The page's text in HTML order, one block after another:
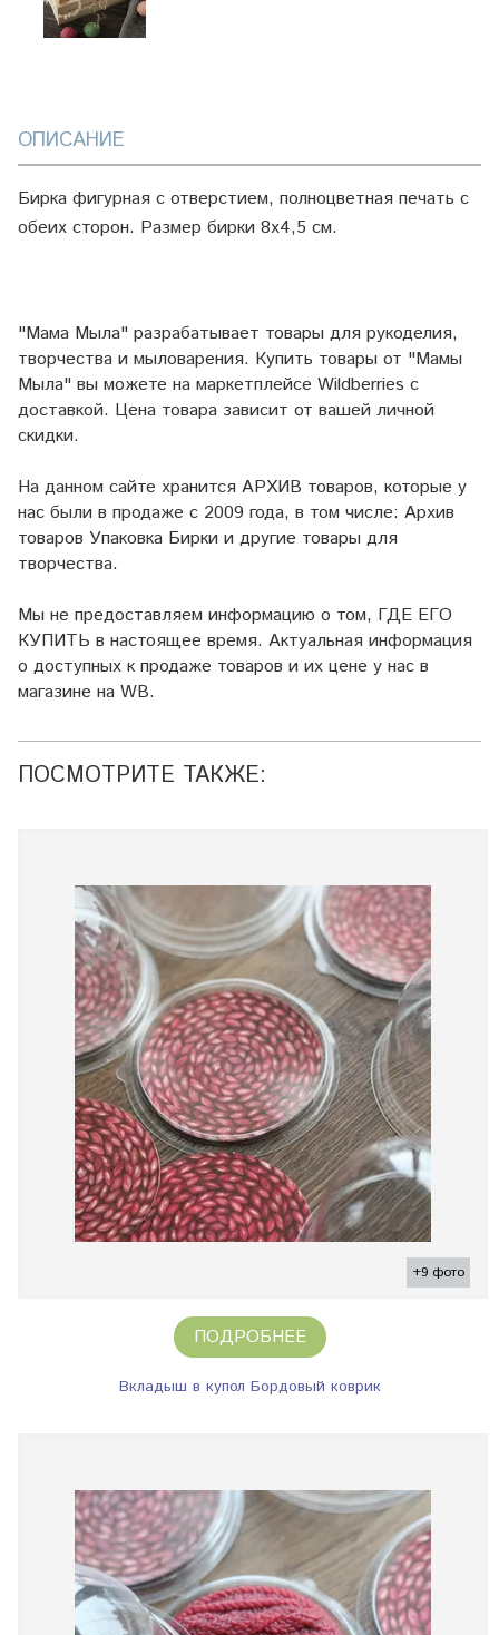
ОПИСАНИЕ
Бирка фигурная с отверстием, полноцветная печать с
обеих сторон. Размер бирки 8х4,5 см.
"Мама Мыла" разрабатывает товары для рукоделия,
творчества и мыловарения. Купить товары от "Мамы
Мыла" вы можете на маркетплейсе Wildberries с
доставкой. Цена товара зависит от вашей личной
скидки.
На данном сайте хранится АРХИВ товаров, которые у
нас были в продаже с 2009 года, в том числе: Архив
товаров Упаковка Бирки и другие товары для
творчества.
Мы не предоставляем информацию о том, ГДЕ ЕГО
КУПИТЬ в настоящее время. Актуальная информация
о доступных к продаже товаров и их цене у нас в
магазине на WB.
ПОСМОТРИТЕ ТАКЖЕ:
+9 фото
ПОДРОБНЕЕ
Вкладыш в купол Бордовый коврик